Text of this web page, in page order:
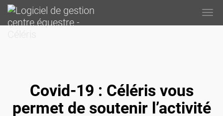
Covid-19 : Céléris vous
permet de soutenir l’activité